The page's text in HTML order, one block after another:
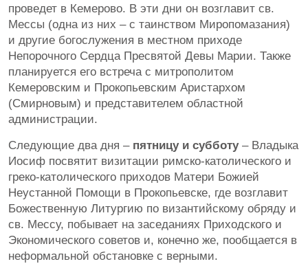
проведет в Кемерово. В эти дни он возглавит св.
Мессы (одна из них – с таинством Миропомазания)
и другие богослужения в местном приходе
Непорочного Сердца Пресвятой Девы Марии. Также
планируется его встреча с митрополитом
Кемеровским и Прокопьевским Аристархом
(Смирновым) и представителем областной
администрации.
Следующие два дня – пятницу и субботу– Владыка
Иосиф посвятит визитации римско-католического и
греко-католического приходов Матери Божией
Неустанной Помощи в Прокопьевске, где возглавит
Божественную Литургию по византийскому обряду и
св. Мессу, побывает на заседаниях Приходского и
Экономического советов и, конечно же, пообщается в
неформальной обстановке с верными.